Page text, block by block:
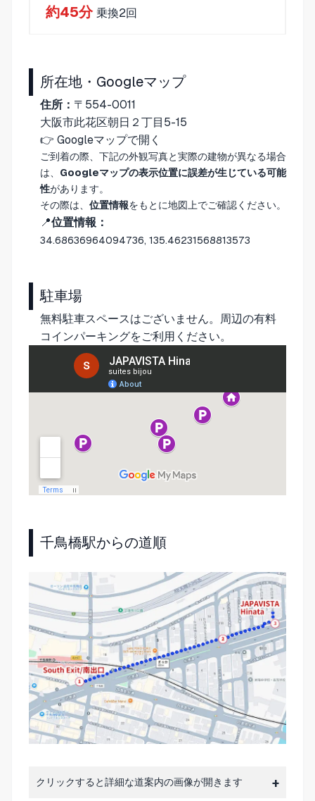
約45分 乗換2回
所在地・Googleマップ
住所： 〒554-0011
大阪市此花区朝日２丁目5-15
👉 Googleマップで開く
ご到着の際、下記の外観写真と実際の建物が異なる場合
は、 Googleマップの表示位置に誤差が生じている可能
性があります。
その際は、 位置情報をもとに地図上でご確認ください。
📍位置情報：
34.68636964094736, 135.46231568813573
駐車場
無料駐車スペースはございません。周辺の有料
コインパーキングをご利用ください。
千鳥橋駅からの道順
クリックすると詳細な道案内の画像が開きます